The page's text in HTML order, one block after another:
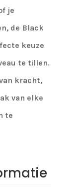
je
de Black
keuze
te tillen.
kracht,
van elke
te